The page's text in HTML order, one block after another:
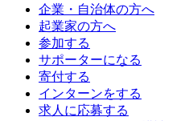
企業・自治体の方へ
起業家の方へ
参加する
サポーターになる
寄付する
インターンをする
求人に応募する